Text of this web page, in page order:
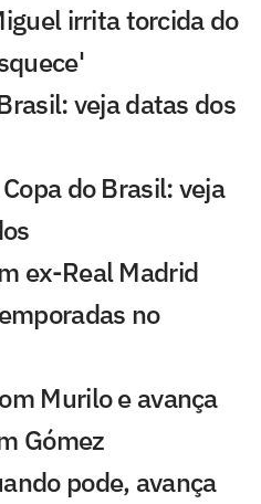
irrita torcida do
veja datas dos
do Brasil: veja
ex-Real Madrid
no
Murilo e avança
Gómez
pode, avança